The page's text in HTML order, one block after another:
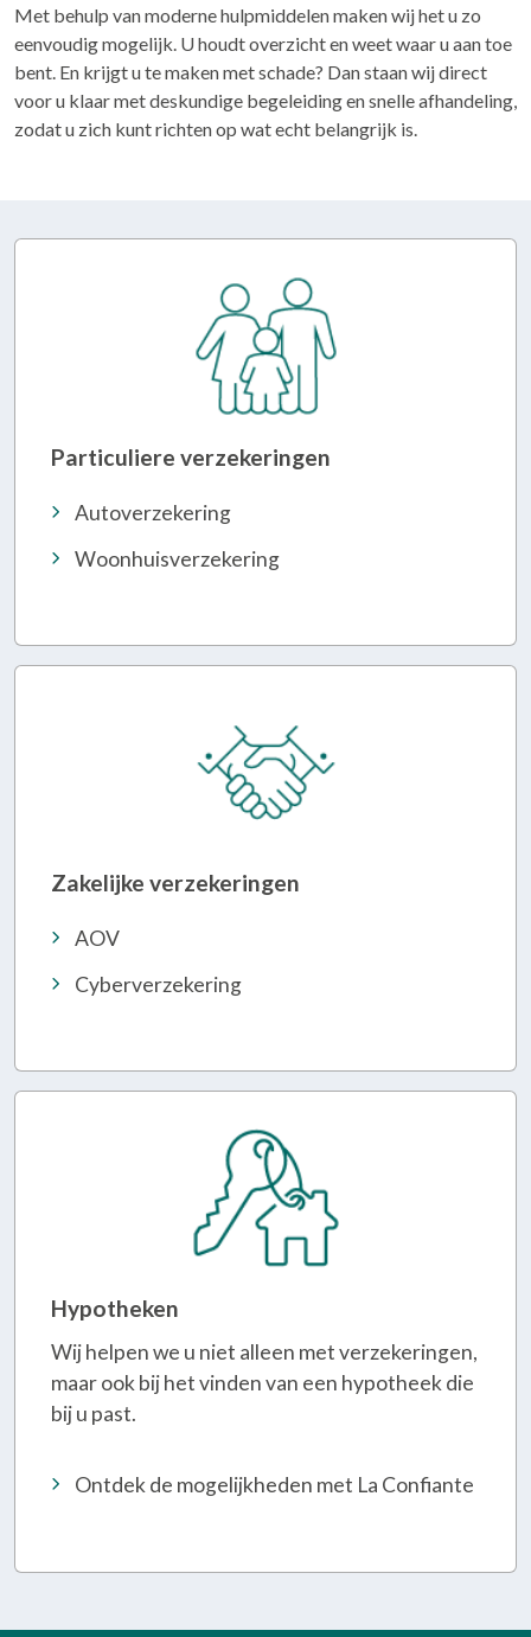
Met behulp van moderne hulpmiddelen maken wij het u zo
eenvoudig mogelijk. U houdt overzicht en weet waar u aan toe
bent. En krijgt u te maken met schade? Dan staan wij direct
voor u klaar met deskundige begeleiding en snelle afhandeling,
zodat u zich kunt richten op wat echt belangrijk is.
Particuliere verzekeringen
Autoverzekering
Woonhuisverzekering
Zakelijke verzekeringen
AOV
Cyberverzekering
Hypotheken
Wij helpen we u niet alleen met verzekeringen,
maar ook bij het vinden van een hypotheek die
bij u past.
Ontdek de mogelijkheden met La Confiante